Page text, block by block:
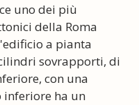
uno dei più
della Roma
a pianta
sovrapporti, di
con una
ha un